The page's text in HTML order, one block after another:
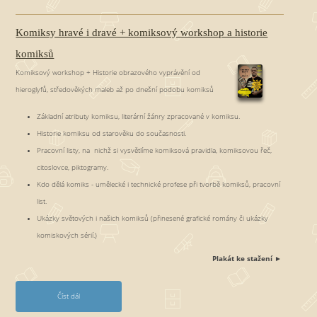
f
a
i
v
Komiksy hravé i dravé + komiksový workshop a historie
komiksů
Komiksový workshop + Historie obrazového vyprávění od
hieroglyfů, středověkých maleb až po dnešní podobu komiksů
Základní atributy komiksu, literární žánry zpracované v komiksu.
Historie komiksu od starověku do současnosti.
Pracovní listy, na nichž si vysvětlíme komiksová pravidla, komiksovou řeč,
citoslovce, piktogramy.
Kdo dělá komiks - umělecké i technické profese při tvorbě komiksů, pracovní
list.
Ukázky světových i našich komiksů (přinesené grafické romány či ukázky
komiskových sérií.)
Plakát ke stažení ►
Číst dál
o